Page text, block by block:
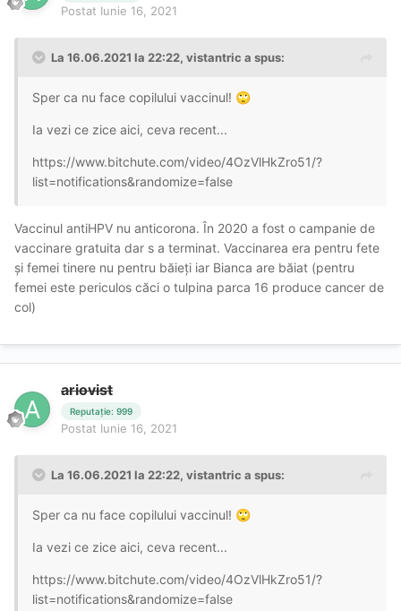
Postat Iunie 16, 2021
La 16.06.2021 la 22:22, vistantric a spus:
Sper ca nu face copilului vaccinul! 🙄
Ia vezi ce zice aici, ceva recent...
https://www.bitchute.com/video/4OzVlHkZro51/?
list=notifications&randomize=false
Vaccinul antiHPV nu anticorona. În 2020 a fost o campanie de
vaccinare gratuita dar s a terminat. Vaccinarea era pentru fete
și femei tinere nu pentru băieți iar Bianca are băiat (pentru
femei este periculos căci o tulpina parca 16 produce cancer de
col)
ariovist
Reputație: 999
Postat Iunie 16, 2021
La 16.06.2021 la 22:22, vistantric a spus:
Sper ca nu face copilului vaccinul! 🙄
Ia vezi ce zice aici, ceva recent...
https://www.bitchute.com/video/4OzVlHkZro51/?
list=notifications&randomize=false